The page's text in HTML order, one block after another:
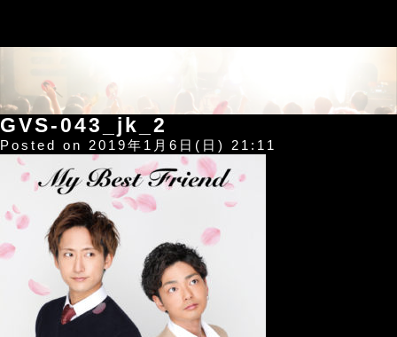
GVS-043_jk_2
Posted on 2019年1月6日(日) 21:11